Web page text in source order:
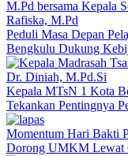
Peduli Masa Depan
Bengkulu Dukung
Kepala MTsN 1 Kota
Tekankan Pentingnya
Momentum Hari Bakti
Dorong UMKM Lewat